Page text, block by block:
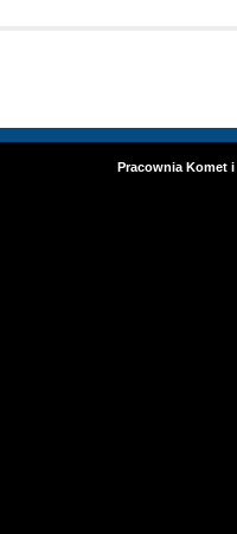
Pracownia Komet